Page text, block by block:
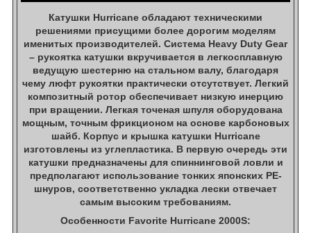
Катушки Hurricane обладают техническими
решениями присущими более дорогим моделям
именитых производителей. Система Heavy Duty Gear
– рукоятка катушки вкручивается в легкосплавную
ведущую шестерню на стальном валу, благодаря
чему люфт рукоятки практически отсутствует. Легкий
композитный ротор обеспечивает низкую инерцию
при вращении. Легкая точеная шпуля оборудована
мощным, точным фрикционом на основе карбоновых
шайб. Корпус и крышка катушки Hurricane
изготовлены из углепластика. В первую очередь эти
катушки предназначены для спиннинговой ловли и
предполагают использование тонких японских PE-
шнуров, соответственно укладка лески отвечает
самым высоким требованиям.
Особенности Favorite Hurricane 2000S: